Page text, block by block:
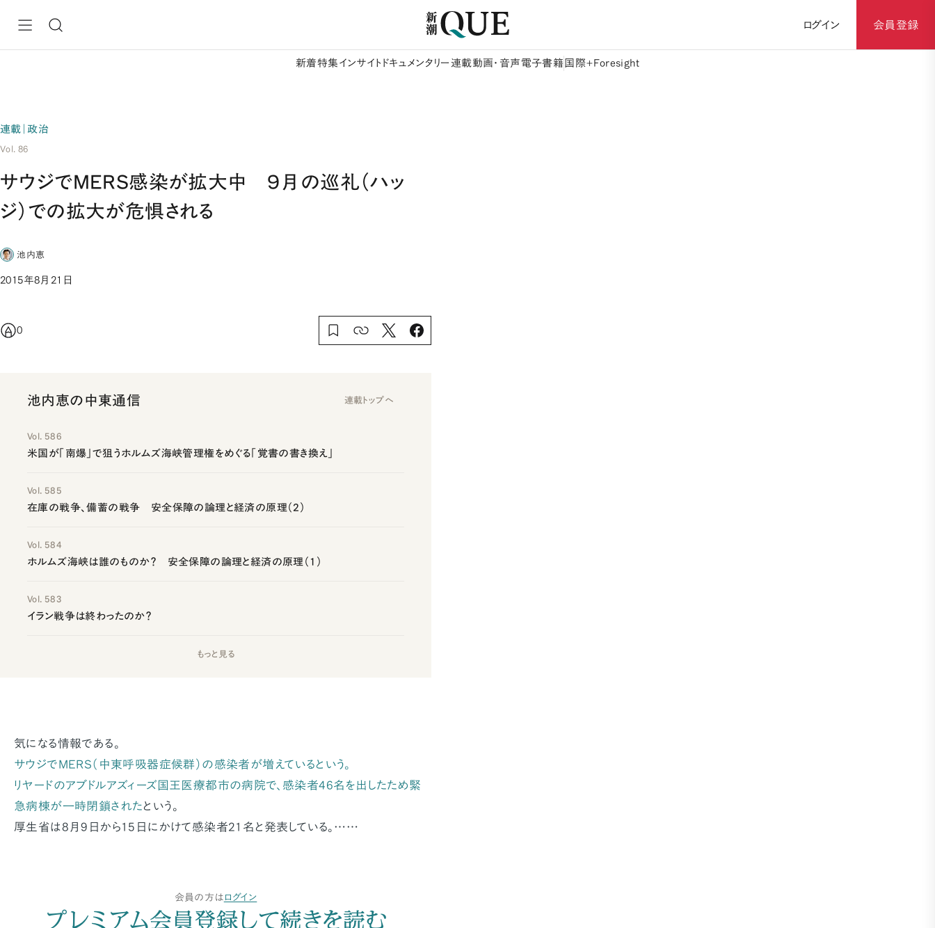
ログイン 会員登録
新着特集 インサイト ドキュメンタリー 連載動画・音声 電子書籍 国際+Foresight
連載｜政治
Vol. 86
サウジでMERS感染が拡大中 ９月の巡礼（ハッ
ジ）での拡大が危惧される
池内恵
2015年8月21日
0
池内恵の中東通信 連載トップへ
Vol. 586
米国が「南爆」で狙うホルムズ海峡管理権をめぐる「覚書の書き換え」
Vol. 585
在庫の戦争、備蓄の戦争 安全保障の論理と経済の原理（2）
Vol. 584
ホルムズ海峡は誰のものか？ 安全保障の論理と経済の原理（1）
Vol. 583
イラン戦争は終わったのか？
もっと見る
気になる情報である。
サウジでMERS（中東呼吸器症候群）の感染者が増えているという。
リヤードのアブドルアズィーズ国王医療都市の病院で、感染者46名を出したため緊
急病棟が一時閉鎖されたという。
厚生省は8月9日から15日にかけて感染者21名と発表している。……
会員の方は ログイン
プレミアム会員登録して続きを読む